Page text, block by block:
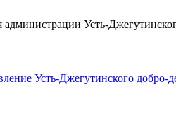
Усть-
Усть-Джегутинского добро-